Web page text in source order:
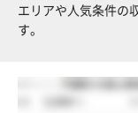
エリアや人気条件の
す。